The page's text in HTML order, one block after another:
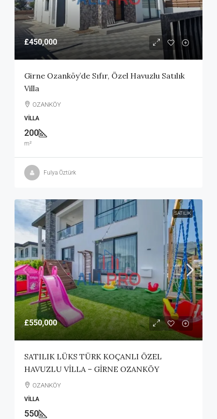
£450,000
Girne Ozanköy’de Sıfır, Özel Havuzlu Satılık
Villa
OZANKÖY
VILLA
200
m²
Fulya Öztürk
SATILIK
£550,000
SATILIK LÜKS TÜRK KOÇANLI ÖZEL
HAVUZLU VİLLA – GİRNE OZANKÖY
OZANKÖY
VILLA
550